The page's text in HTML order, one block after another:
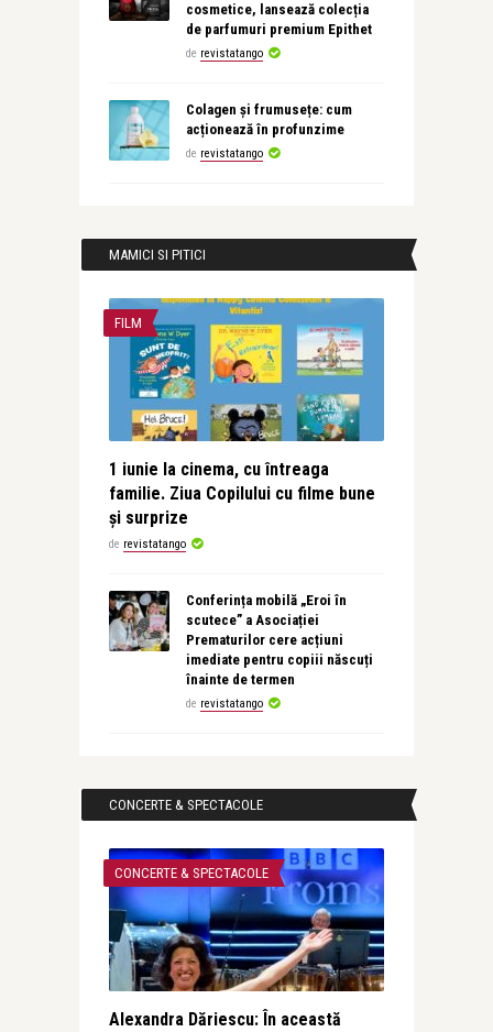
cosmetice, lansează colecția
de parfumuri premium Epithet
de revistatango
Colagen și frumusețe: cum
acționează în profunzime
de revistatango
MAMICI SI PITICI
FILM
1 iunie la cinema, cu întreaga
familie. Ziua Copilului cu filme bune
și surprize
de revistatango
Conferința mobilă „Eroi în
scutece” a Asociației
Prematurilor cere acțiuni
imediate pentru copiii născuți
înainte de termen
de revistatango
CONCERTE & SPECTACOLE
CONCERTE & SPECTACOLE
Alexandra Dăriescu: În această